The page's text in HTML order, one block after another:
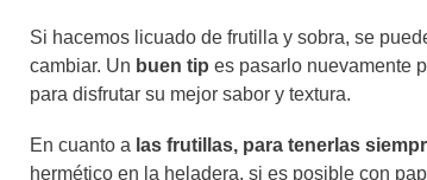
Si hacemos licuado de frutilla y sobra, se
cambiar. Un buen tip es pasarlo nuevamente
para disfrutar su mejor sabor y textura.
En cuanto a las frutillas, para tenerlas
hermético en la heladera, si es posible con